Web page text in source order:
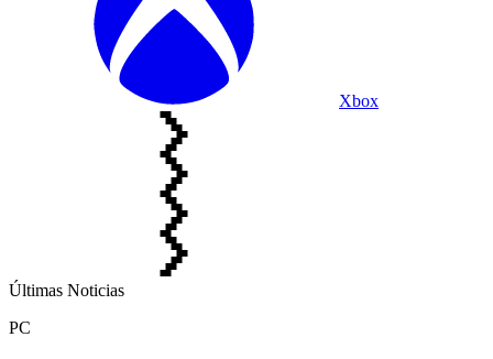
Xbox
Últimas Noticias
PC